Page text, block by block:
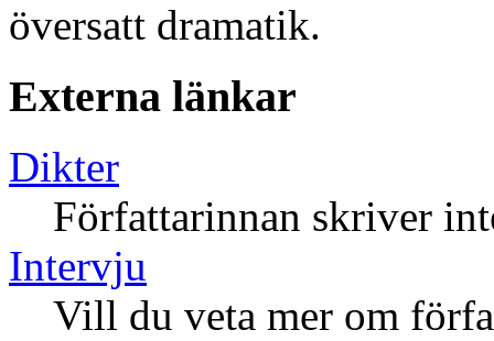
översatt dramatik.
Externa länkar
Dikter
Författarinnan skriver
Intervju
Vill du veta mer om